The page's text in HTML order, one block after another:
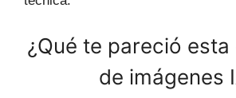
¿Qué te pareció
de imágenes